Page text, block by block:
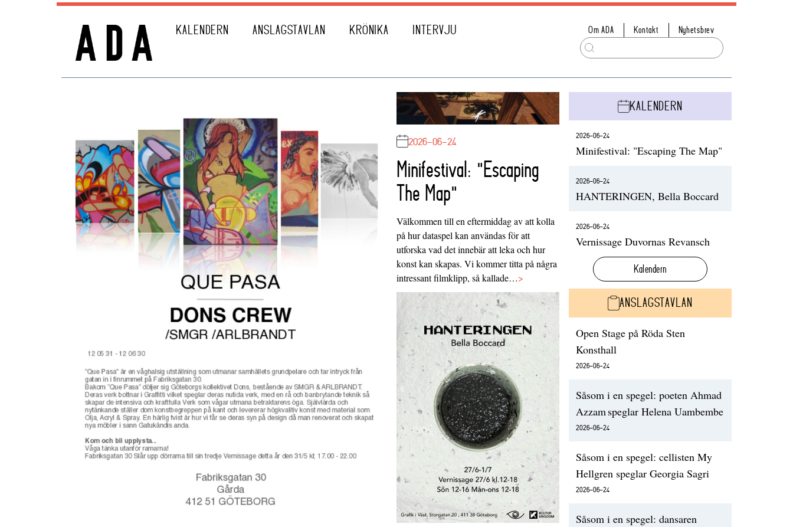
KALENDERN ANSLAGSTAVLAN KRÖNIKA INTERVJU Om ADA Kontakt Nyhetsbrev
2026-06-24
Minifestival: "Escaping
The Map"
Välkommen till en eftermiddag av att kolla
på hur dataspel kan användas för att
utforska vad det innebär att leka och hur
konst kan skapas. Vi kommer titta på några
intressant filmklipp, så kallade…>
KALENDERN
2026-06-24
Minifestival: "Escaping The Map"
2026-06-24
HANTERINGEN, Bella Boccard
2026-06-24
Vernissage Duvornas Revansch
Kalendern
ANSLAGSTAVLAN
Open Stage på Röda Sten
Konsthall
2026-06-24
Såsom i en spegel: poeten Ahmad
Azzam speglar Helena Uambembe
2026-06-24
Såsom i en spegel: cellisten My
Hellgren speglar Georgia Sagri
2026-06-24
Såsom i en spegel: dansaren